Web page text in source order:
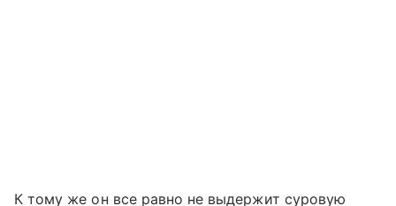
К тому же он все равно не выдержит суровую